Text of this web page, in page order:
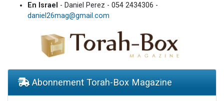
En Israel - Daniel Perez - 054 2434306 -
daniel26mag@gmail.com
Abonnement Torah-Box Magazine